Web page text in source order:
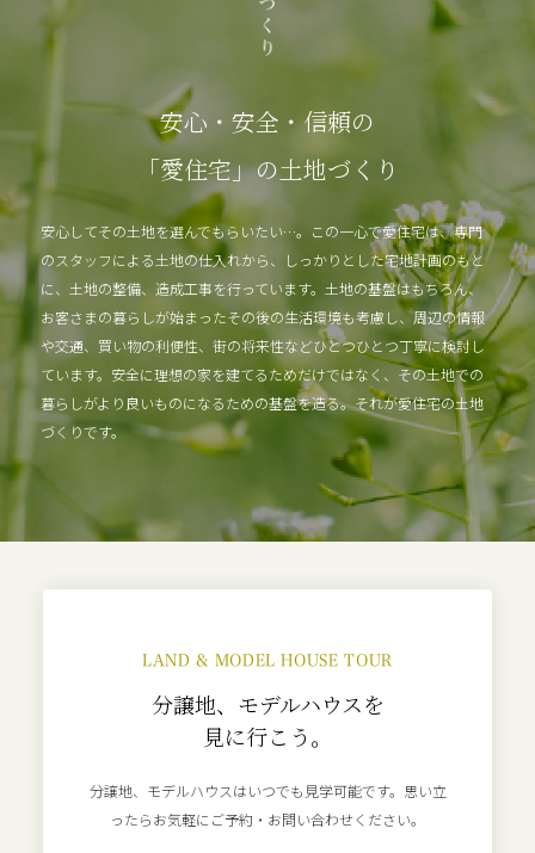
安心・安全・信頼の
「愛住宅」の土地づくり
安心してその土地を選んでもらいたい…。この一心で愛住宅は、専門
のスタッフによる土地の仕入れから、しっかりとした宅地計画のもと
に、土地の整備、造成工事を行っています。土地の基盤はもちろん、
お客さまの暮らしが始まったその後の生活環境も考慮し、周辺の情報
や交通、買い物の利便性、街の将来性などひとつひとつ丁寧に検討し
ています。安全に理想の家を建てるためだけではなく、その土地での
暮らしがより良いものになるための基盤を造る。それが愛住宅の土地
づくりです。
LAND & MODEL HOUSE TOUR
分譲地、モデルハウスを
見に行こう。
分譲地、モデルハウスはいつでも見学可能です。 思い立
ったらお気軽にご予約・お問い合わせください。